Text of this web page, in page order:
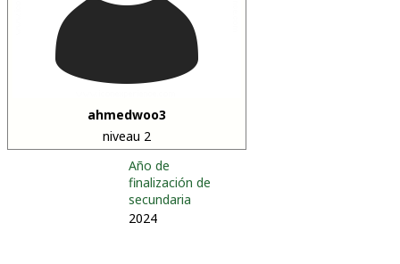
ahmedwoo3
niveau 2
Año de
finalización de
secundaria
2024